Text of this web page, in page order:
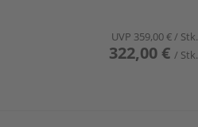
UVP 359,00 €/ Stk.
322,00 € / Stk.